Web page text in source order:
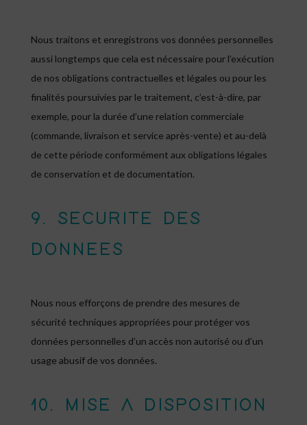
Nous traitons et enregistrons vos données personnelles
aussi longtemps que cela est nécessaire pour l’exécution
de nos obligations contractuelles et légales ou pour les
finalités poursuivies par le traitement, c’est-à-dire, par
exemple, pour la durée d’une relation commerciale
(commande, livraison et service après-vente) et au-delà
de cette période conformément aux obligations légales
de conservation et de documentation.
9. SECURITE DES
DONNEES
Nous nous efforçons de prendre des mesures de
sécurité techniques appropriées pour protéger vos
données personnelles d’un accès non autorisé ou d’un
usage abusif de vos données.
10. MISE A DISPOSITION